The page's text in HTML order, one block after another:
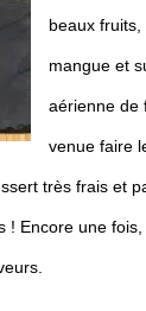
beaux
mangue et
aérienne de
venue faire
très frais et
Encore une fois,